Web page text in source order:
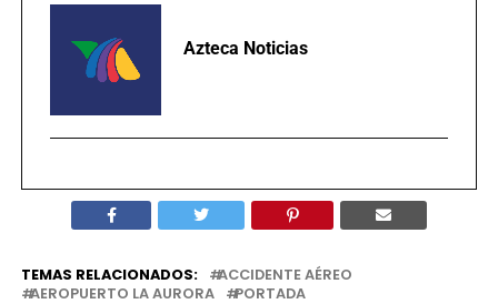
Azteca Noticias
TEMAS RELACIONADOS:
ACCIDENTE AÉREO
AEROPUERTO LA AURORA
PORTADA